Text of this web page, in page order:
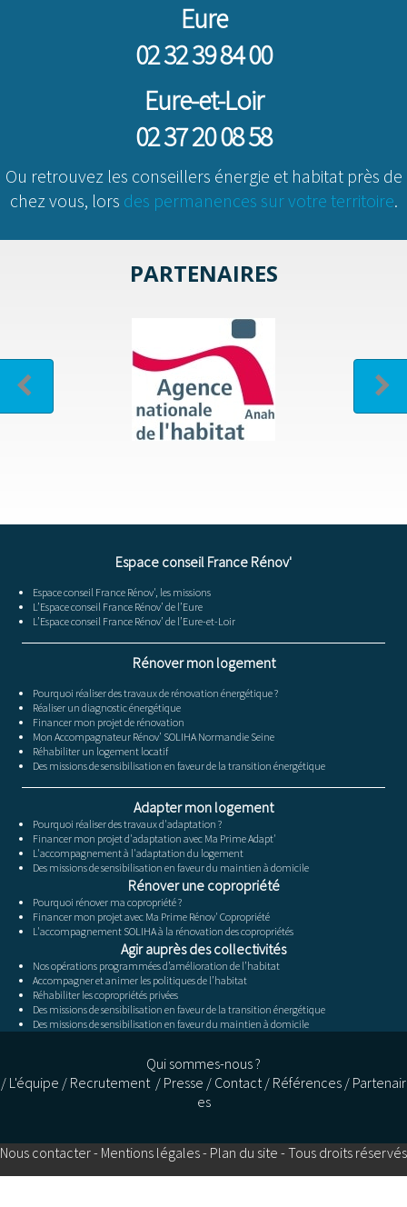
Eure
02 32 39 84 00
Eure-et-Loir
02 37 20 08 58
Ou retrouvez les conseillers énergie et habitat près de
chez vous, lors des permanences sur votre territoire.
PARTENAIRES
Espace conseil France Rénov'
Espace conseil France Rénov', les missions
L’Espace conseil France Rénov’ de l’Eure
L’Espace conseil France Rénov’ de l’Eure-et-Loir
Rénover mon logement
Pourquoi réaliser des travaux de rénovation énergétique ?
Réaliser un diagnostic énergétique
Financer mon projet de rénovation
Mon Accompagnateur Rénov’ SOLIHA Normandie Seine
Réhabiliter un logement locatif
Des missions de sensibilisation en faveur de la transition énergétique
Adapter mon logement
Pourquoi réaliser des travaux d'adaptation ?
Financer mon projet d'adaptation avec Ma Prime Adapt'
L'accompagnement à l'adaptation du logement
Des missions de sensibilisation en faveur du maintien à domicile
Rénover une copropriété
Pourquoi rénover ma copropriété ?
Financer mon projet avec Ma Prime Rénov' Copropriété
L'accompagnement SOLIHA à la rénovation des copropriétés
Agir auprès des collectivités
Nos opérations programmées d’amélioration de l’habitat
Accompagner et animer les politiques de l’habitat
Réhabiliter les copropriétés privées
Des missions de sensibilisation en faveur de la transition énergétique
Des missions de sensibilisation en faveur du maintien à domicile
Qui sommes-nous ?
/ L'équipe / Recrutement / Presse / Contact/ Références / Partenair
es
Nous contacter- Mentions légales- Plan du site - Tous droits réservés